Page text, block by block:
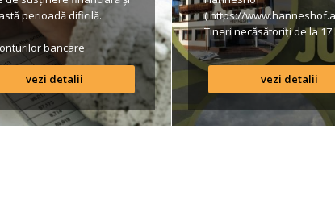
perioadă dificilă.
bancare
vezi detalii
( https://
Tineri necăsătoriți de la 17
us € 420/ p.P. (inclusiv
Vollpension, activități,
Formular de înscriere
Regulamentul taberei
în vedere că o parte din
transportul […]
vezi detalii